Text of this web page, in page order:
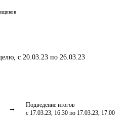
, с 20.03.23 по 26.03.23
Подведение итогов
с 17.03.23, 16:30 по 17.03.23, 17:00